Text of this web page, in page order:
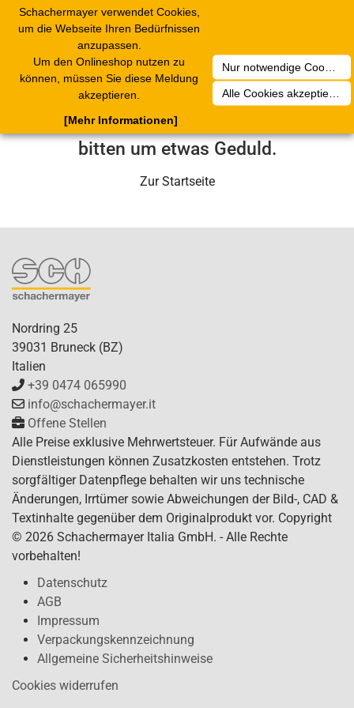
Schachermayer verwendet Cookies,
um die Webseite Ihren Bedürfnissen
anzupassen.
Um den Onlineshop nutzen zu
können, müssen Sie diese Meldung
akzeptieren.
Nur notwendige Cookies akzeptieren
Alle Cookies akzeptieren
[Mehr Informationen]
Leider ist ein technischer Fehler
aufgetreten. Unser Service-Team wird
sich in Kürze darum kümmern. Wir
bitten um etwas Geduld.
Zur Startseite
Nordring 25
39031 Bruneck (BZ)
Italien
+39 0474 065990
info@schachermayer.it
Offene Stellen
Alle Preise exklusive Mehrwertsteuer. Für Aufwände aus
Dienstleistungen können Zusatzkosten entstehen. Trotz
sorgfältiger Datenpflege behalten wir uns technische
Änderungen, Irrtümer sowie Abweichungen der Bild-, CAD &
Textinhalte gegenüber dem Originalprodukt vor. Copyright
© 2026 Schachermayer Italia GmbH. - Alle Rechte
vorbehalten!
Datenschutz
AGB
Impressum
Verpackungskennzeichnung
Allgemeine Sicherheitshinweise
Cookies widerrufen